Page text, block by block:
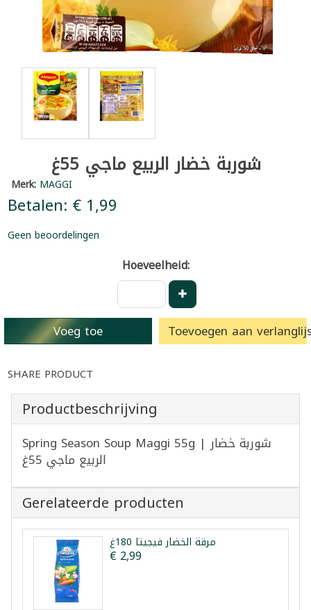
شوربة خضار الربيع ماجي 55غ
Merk: MAGGI
Betalen: € 1,99
Geen beoordelingen
Hoeveelheid:
Voeg toe Toevoegen aan
SHARE PRODUCT
Productbeschrijving
Spring Season Soup Maggi 55g | شوربة خضار
الربيع ماجي 55غ
Gerelateerde producten
مرقة الخضار فيجيتا 180غ
€ 2,99